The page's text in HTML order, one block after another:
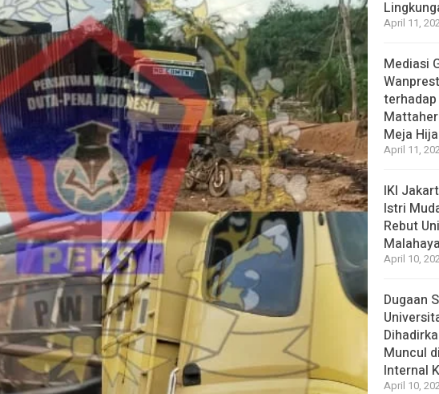
April 11,
Mediasi
terhadap
Meja
April 11,
IKI
Istri
Rebut
April 10,
Dugaan
Muncul
Internal
April 10,